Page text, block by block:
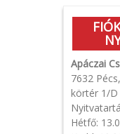
Apáczai
7632
körtér 1/D
Hétfő: